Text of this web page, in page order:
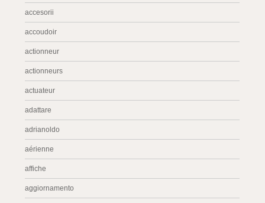
accesorii
accoudoir
actionneur
actionneurs
actuateur
adattare
adrianoldo
aérienne
affiche
aggiornamento